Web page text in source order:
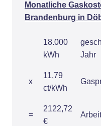
Monatliche
Brandenburg in
18.000
kWh
Jahr
x
11,79
ct/kWh
=
2122,72
€